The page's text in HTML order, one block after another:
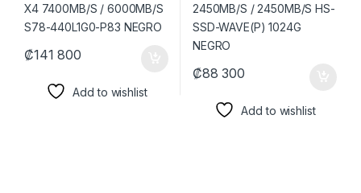
₡141 800
Add to wishlist
₡88 300
Add to wishlist